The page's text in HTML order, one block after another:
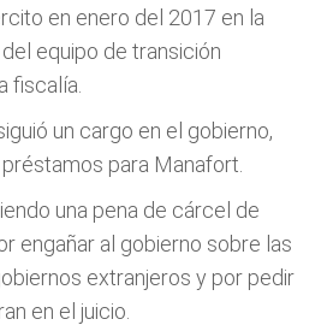
en enero del 2017 en la
equipo de transición
fiscalía.
un cargo en el gobierno,
para Manafort.
una pena de cárcel de
engañar al gobierno sobre las
extranjeros y por pedir
en el juicio.